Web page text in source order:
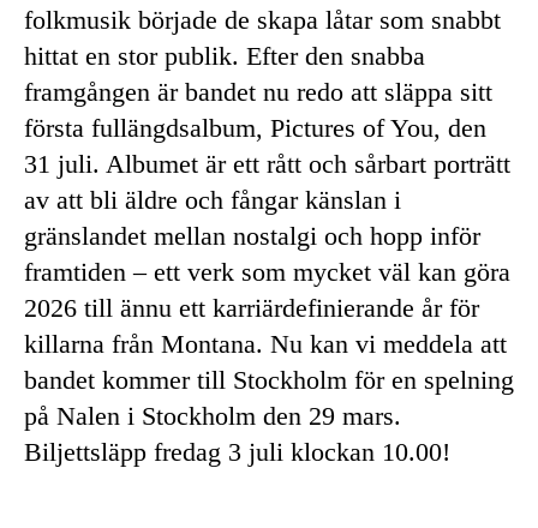
folkmusik började de skapa låtar som snabbt
hittat en stor publik. Efter den snabba
framgången är bandet nu redo att släppa sitt
första fullängdsalbum, Pictures of You, den
31 juli. Albumet är ett rått och sårbart porträtt
av att bli äldre och fångar känslan i
gränslandet mellan nostalgi och hopp inför
framtiden – ett verk som mycket väl kan göra
2026 till ännu ett karriärdefinierande år för
killarna från Montana. Nu kan vi meddela att
bandet kommer till Stockholm för en spelning
på Nalen i Stockholm den 29 mars.
Biljettsläpp fredag 3 juli klockan 10.00!